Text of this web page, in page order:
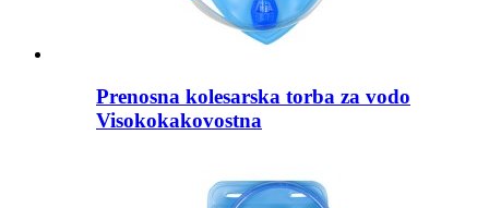
Prenosna kolesarska torba za vodo
Visokokakovostna